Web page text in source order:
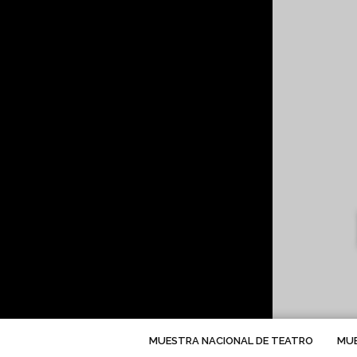
MUESTRA NACIONAL DE TEATRO